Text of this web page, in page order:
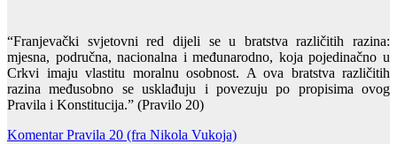
“Franjevački svjetovni red dijeli se u bratstva različitih razina:
mjesna, područna, nacionalna i međunarodno, koja pojedinačno u
Crkvi imaju vlastitu moralnu osobnost. A ova bratstva različitih
razina međusobno se usklađuju i povezuju po propisima ovog
Pravila i Konstitucija.” (Pravilo 20)
Komentar Pravila 20 (fra Nikola Vukoja)